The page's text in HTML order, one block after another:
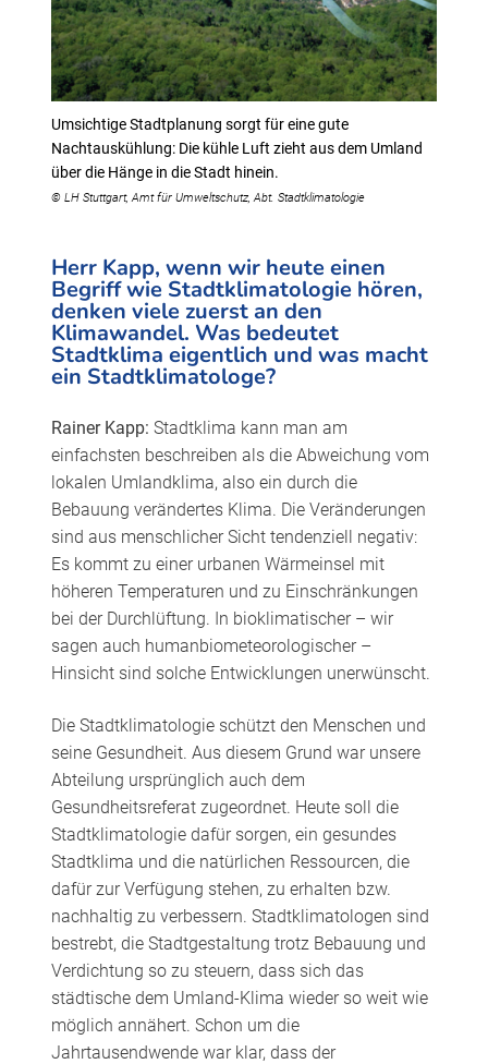
Umsichtige Stadtplanung sorgt für eine gute
Nachtauskühlung: Die kühle Luft zieht aus dem Umland
über die Hänge in die Stadt hinein.
© LH Stuttgart, Amt für Umweltschutz, Abt. Stadtklimatologie
Herr Kapp, wenn wir heute einen
Begriff wie Stadtklimatologie hören,
denken viele zuerst an den
Klimawandel. Was bedeutet
Stadtklima eigentlich und was macht
ein Stadtklimatologe?
Rainer Kapp: Stadtklima kann man am
einfachsten beschreiben als die Abweichung vom
lokalen Umlandklima, also ein durch die
Bebauung verändertes Klima. Die Veränderungen
sind aus menschlicher Sicht tendenziell negativ:
Es kommt zu einer urbanen Wärmeinsel mit
höheren Temperaturen und zu Einschränkungen
bei der Durchlüftung. In bioklimatischer – wir
sagen auch humanbiometeorologischer –
Hinsicht sind solche Entwicklungen unerwünscht.
Die Stadtklimatologie schützt den Menschen und
seine Gesundheit. Aus diesem Grund war unsere
Abteilung ursprünglich auch dem
Gesundheitsreferat zugeordnet. Heute soll die
Stadtklimatologie dafür sorgen, ein gesundes
Stadtklima und die natürlichen Ressourcen, die
dafür zur Verfügung stehen, zu erhalten bzw.
nachhaltig zu verbessern. Stadtklimatologen sind
bestrebt, die Stadtgestaltung trotz Bebauung und
Verdichtung so zu steuern, dass sich das
städtische dem Umland-Klima wieder so weit wie
möglich annähert. Schon um die
Jahrtausendwende war klar, dass der